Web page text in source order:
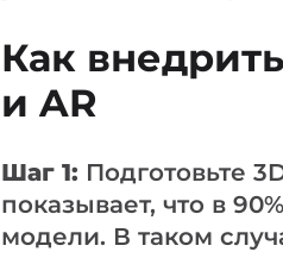
Как
и AR
Шаг 1: Подготовьте
показывает, что в
модели. В таком